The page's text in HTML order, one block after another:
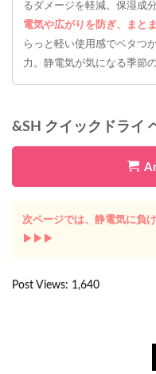
るダメージを軽減。保湿成
電気や広がりを防ぎ、まと
らっと軽い使用感でベタつ
力。静電気が気になる季節
&SH クイックドライ
次ページでは、静電気に負
▶︎▶︎▶︎
Post Views: 1,640